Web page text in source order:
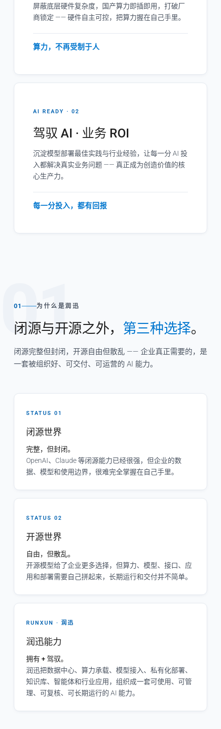
屏蔽底层硬件复杂度，国产算力即插即用，打破厂
商锁定 —— 硬件自主可控，把算力握在自己手里。
算力，不再受制于人
AI READY · 02
驾驭 AI · 业务 ROI
沉淀模型部署最佳实践与行业经验，让每一分 AI 投
入都解决真实业务问题 —— 真正成为创造价值的核
心生产力。
每一分投入，都有回报
01
01 为什么是润迅
闭源与开源之外， 第三种选择。
闭源完整但封闭，开源自由但散乱 —— 企业真正需要的，是
一套被组织好、可交付、可运营的 AI 能力。
STATUS 01
闭源世界
完整，但封闭。
OpenAI、Claude 等闭源能力已经很强，但企业的数
据、模型和使用边界，很难完全掌握在自己手里。
STATUS 02
开源世界
自由，但散乱。
开源模型给了企业更多选择，但算力、模型、接口、应
用和部署需要自己拼起来，长期运行和交付并不简单。
RUNXUN · 润迅
润迅能力
拥有 + 驾驭。
润迅把数据中心、算力承载、模型接入、私有化部署、
知识库、智能体和行业应用，组织成一套可使用、可管
理、可复核、可长期运行的 AI 能力。